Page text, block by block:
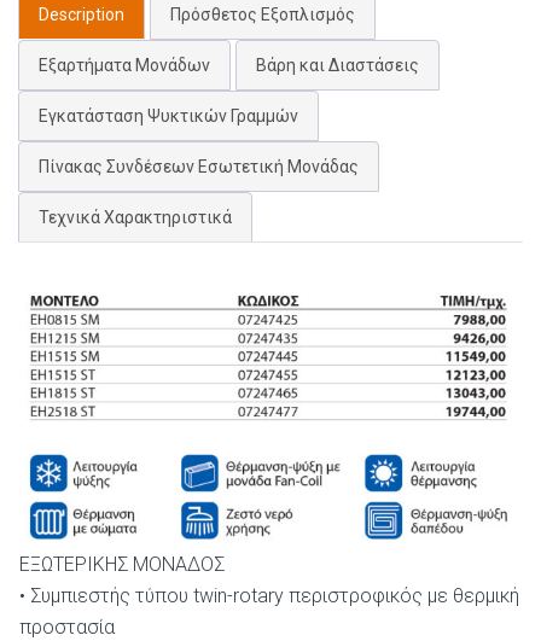
Description Πρόσθετος Εξοπλισμός
Εξαρτήματα Μονάδων Βάρη και Διαστάσεις
Εγκατάσταση Ψυκτικών Γραμμών
Πίνακας Συνδέσεων Εσωτετική Μονάδας
Τεχνικά Χαρακτηριστικά
ΕΞΩΤΕΡΙΚΗΣ ΜΟΝΑΔΟΣ
• Συμπιεστής τύπου twin-rotary περιστροφικός με θερμική
προστασία